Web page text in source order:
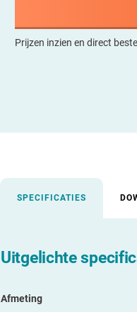
Prijzen inzien en direct
SPECIFICATIES
Uitgelichte
Afmeting